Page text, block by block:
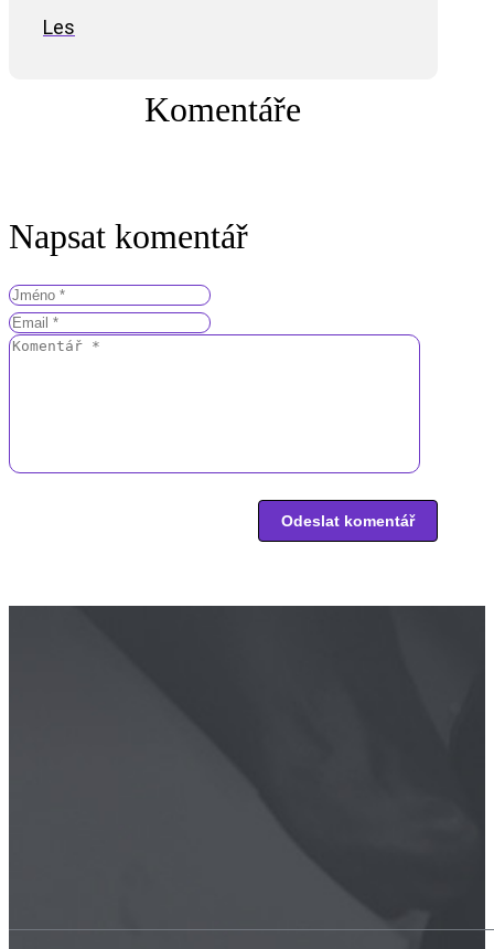
Les
Komentáře
Napsat komentář